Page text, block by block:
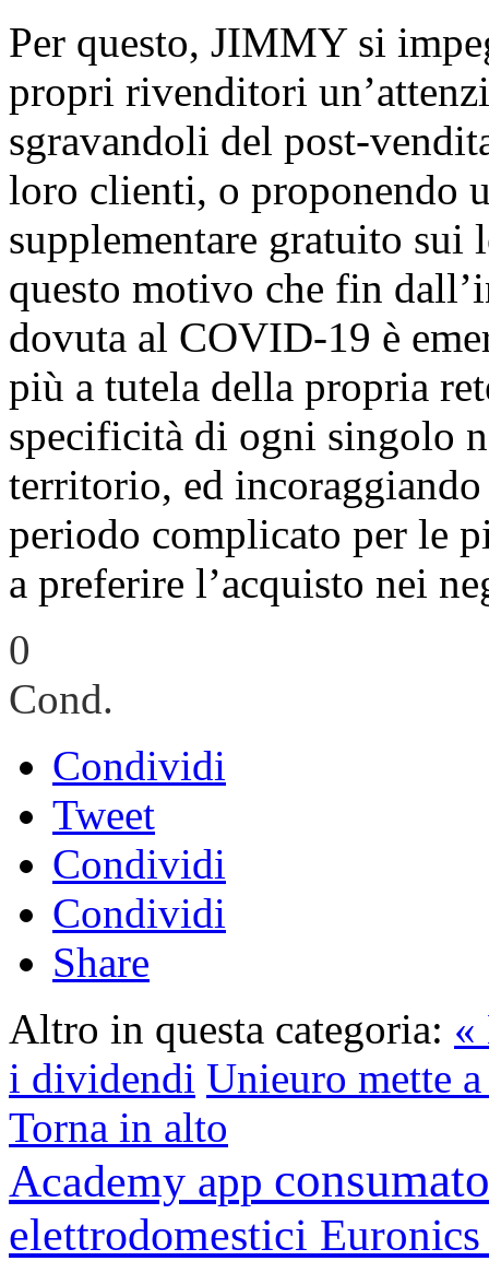
Per questo, JIMMY si
propri rivenditori
sgravandoli del post-
loro clienti, o proponendo
supplementare gratuito sui
questo motivo che fin
dovuta al COVID-19 è
più a tutela della propria
specificità di ogni singolo
territorio, ed
periodo complicato per le
a preferire l’acquisto nei
0
Cond.
Condividi
Tweet
Condividi
Condividi
Share
Altro in questa categoria: «
i dividendi Unieuro mette
Torna in alto
Academy app
elettrodomestici